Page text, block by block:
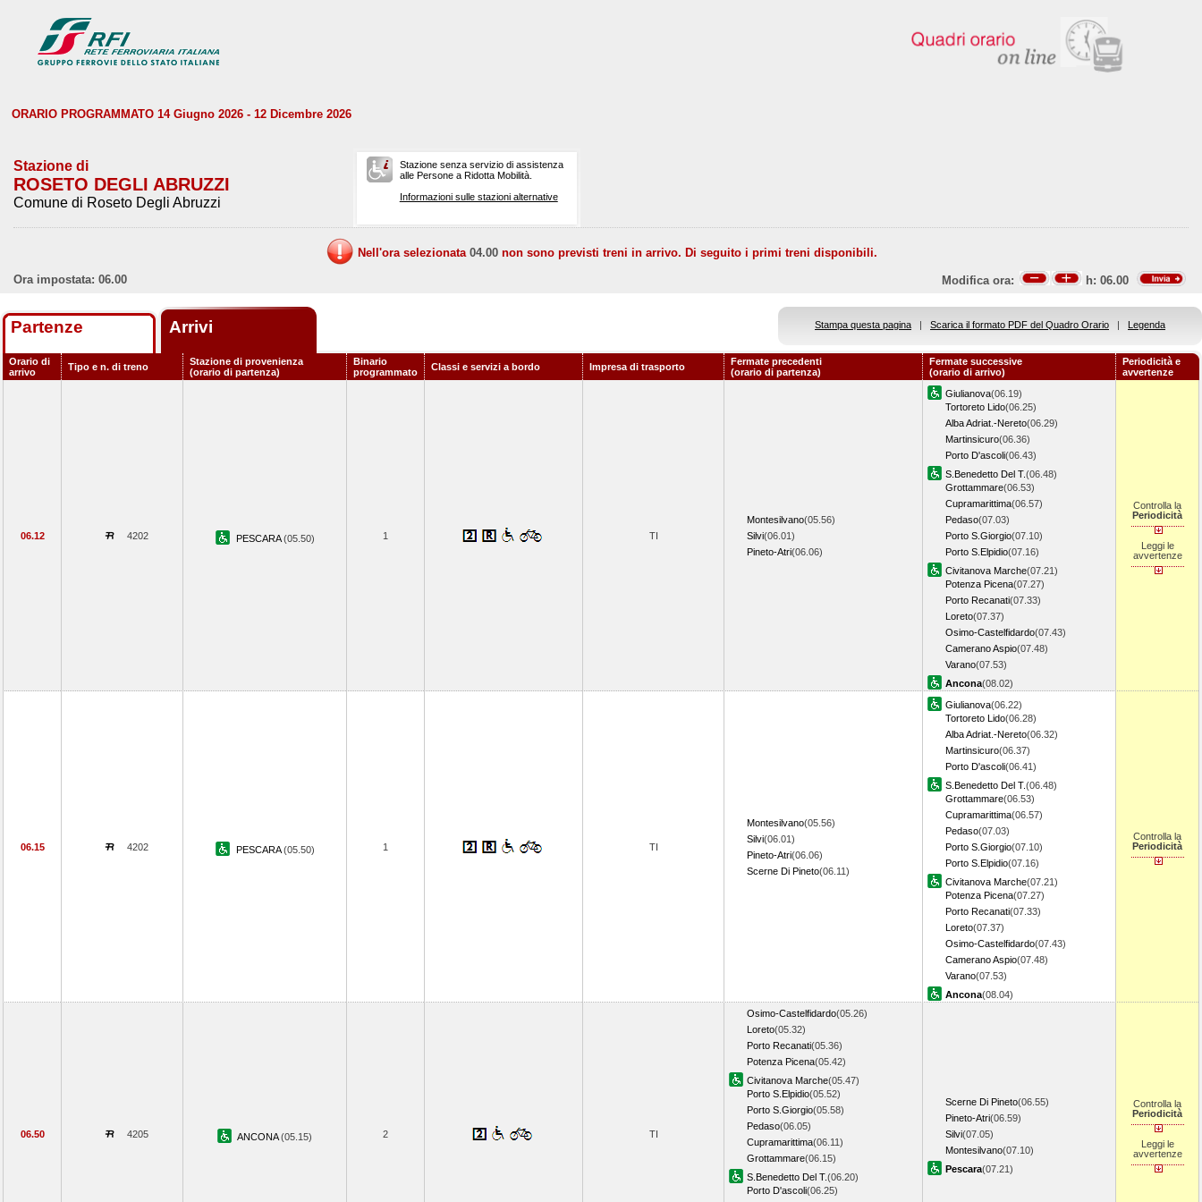
ORARIO PROGRAMMATO 14 Giugno 2026 - 12 Dicembre 2026
Stazione di
ROSETO DEGLI ABRUZZI
Comune di Roseto Degli Abruzzi
Stazione senza servizio di assistenza
alle Persone a Ridotta Mobilità.
Informazioni sulle stazioni alternative
Nell'ora selezionata 04.00 non sono previsti treni in arrivo. Di seguito i primi treni disponibili.
Ora impostata: 06.00
Modifica ora: h: 06.00
Partenze Arrivi Stampa questa pagina | Scarica il formato PDF del Quadro Orario | Legenda
Orario di
arrivo
Tipo e n. di treno
Stazione di provenienza
(orario di partenza)
Binario
programmato
Classi e servizi a bordo Impresa di trasporto
Fermate precedenti
(orario di partenza)
Fermate successive
(orario di arrivo)
Periodicità e
avvertenze
06.12 4202 PESCARA(05.50) 1 TI
Montesilvano(05.56)
Silvi(06.01)
Pineto-Atri(06.06)
Giulianova(06.19)
Tortoreto Lido(06.25)
Alba Adriat.-Nereto(06.29)
Martinsicuro(06.36)
Porto D'ascoli(06.43)
S.Benedetto Del T.(06.48)
Grottammare(06.53)
Cupramarittima(06.57)
Pedaso(07.03)
Porto S.Giorgio(07.10)
Porto S.Elpidio(07.16)
Civitanova Marche(07.21)
Potenza Picena(07.27)
Porto Recanati(07.33)
Loreto(07.37)
Osimo-Castelfidardo(07.43)
Camerano Aspio(07.48)
Varano(07.53)
Ancona(08.02)
Controlla la
Periodicità
Leggi le
avvertenze
06.15 4202 PESCARA(05.50) 1 TI
Montesilvano(05.56)
Silvi(06.01)
Pineto-Atri(06.06)
Scerne Di Pineto(06.11)
Giulianova(06.22)
Tortoreto Lido(06.28)
Alba Adriat.-Nereto(06.32)
Martinsicuro(06.37)
Porto D'ascoli(06.41)
S.Benedetto Del T.(06.48)
Grottammare(06.53)
Cupramarittima(06.57)
Pedaso(07.03)
Porto S.Giorgio(07.10)
Porto S.Elpidio(07.16)
Civitanova Marche(07.21)
Potenza Picena(07.27)
Porto Recanati(07.33)
Loreto(07.37)
Osimo-Castelfidardo(07.43)
Camerano Aspio(07.48)
Varano(07.53)
Ancona(08.04)
Controlla la
Periodicità
06.50 4205 ANCONA(05.15) 2 TI
Osimo-Castelfidardo(05.26)
Loreto(05.32)
Porto Recanati(05.36)
Potenza Picena(05.42)
Civitanova Marche(05.47)
Porto S.Elpidio(05.52)
Porto S.Giorgio(05.58)
Pedaso(06.05)
Cupramarittima(06.11)
Grottammare(06.15)
S.Benedetto Del T.(06.20)
Porto D'ascoli(06.25)
Scerne Di Pineto(06.55)
Pineto-Atri(06.59)
Silvi(07.05)
Montesilvano(07.10)
Pescara(07.21)
Controlla la
Periodicità
Leggi le
avvertenze